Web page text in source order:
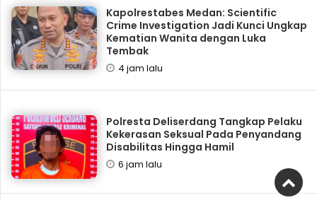
Kapolrestabes Medan: Scientific
Crime Investigation Jadi Kunci Ungkap
Kematian Wanita dengan Luka
Tembak
4 jam lalu
Polresta Deliserdang Tangkap Pelaku
Kekerasan Seksual Pada Penyandang
Disabilitas Hingga Hamil
6 jam lalu